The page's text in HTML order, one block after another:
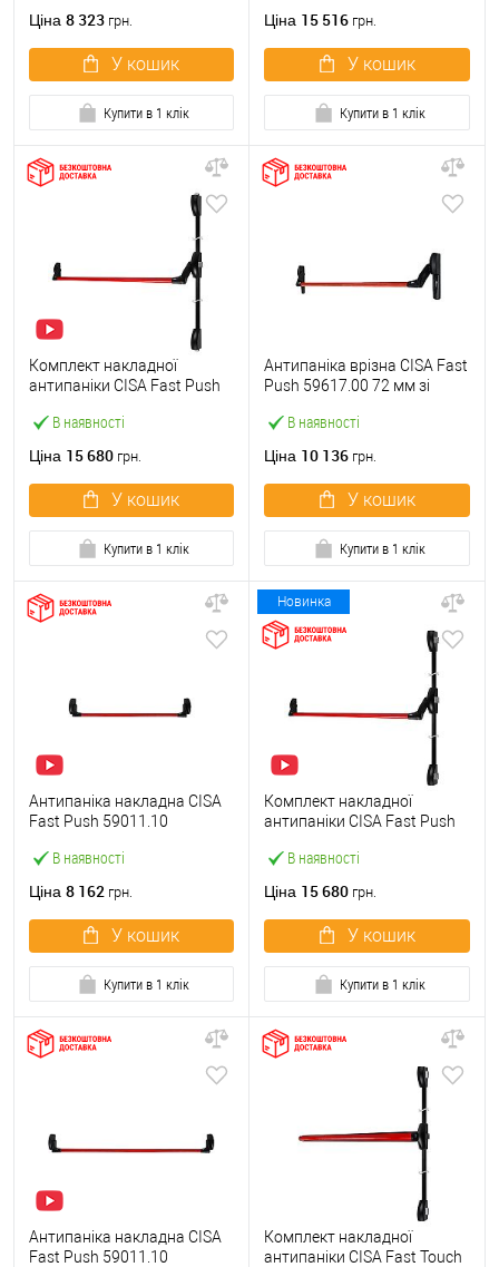
Ціна 8 323 грн.
У кошик
Купити в 1 клік
Ціна 15 516 грн.
У кошик
Купити в 1 клік
В наявності
Комплект накладної
антипаніки CISA Fast Push
точковий вверх-вниз
Ціна 15 680 грн.
У кошик
Купити в 1 клік
В наявності
Антипаніка врізна CISA Fast
Push 59617.00 72 мм зі
Ціна 10 136 грн.
У кошик
Купити в 1 клік
В наявності
Антипаніка накладна CISA
Fast Push 59011.10
штангою 900 мм червона
Ціна 8 162 грн.
У кошик
Купити в 1 клік
Новинка
В наявності
Комплект накладної
антипаніки CISA Fast Push
точковий вбік червона
Ціна 15 680 грн.
У кошик
Купити в 1 клік
Антипаніка накладна CISA
Fast Push 59011.10
Комплект накладної
антипаніки CISA Fast Touch